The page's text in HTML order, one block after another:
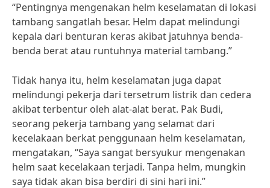
“Pentingnya mengenakan helm keselamatan di lokasi
tambang sangatlah besar. Helm dapat melindungi
kepala dari benturan keras akibat jatuhnya benda-
benda berat atau runtuhnya material tambang.”
Tidak hanya itu, helm keselamatan juga dapat
melindungi pekerja dari tersetrum listrik dan cedera
akibat terbentur oleh alat-alat berat. Pak Budi,
seorang pekerja tambang yang selamat dari
kecelakaan berkat penggunaan helm keselamatan,
mengatakan, “Saya sangat bersyukur mengenakan
helm saat kecelakaan terjadi. Tanpa helm, mungkin
saya tidak akan bisa berdiri di sini hari ini.”